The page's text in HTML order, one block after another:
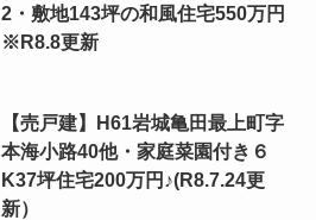
2・敷地143坪の和風住宅550万円
※R8.8更新
【売戸建】H61岩城亀田最上町字
本海小路40他・家庭菜園付き６
K37坪住宅200万円♪(R8.7.24更
新）